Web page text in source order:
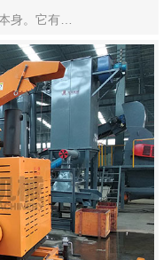
身。它有…